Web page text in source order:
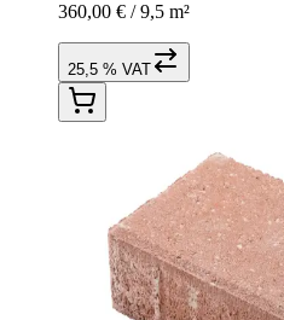
360,00 € /9,5 m²
25,5 % VAT